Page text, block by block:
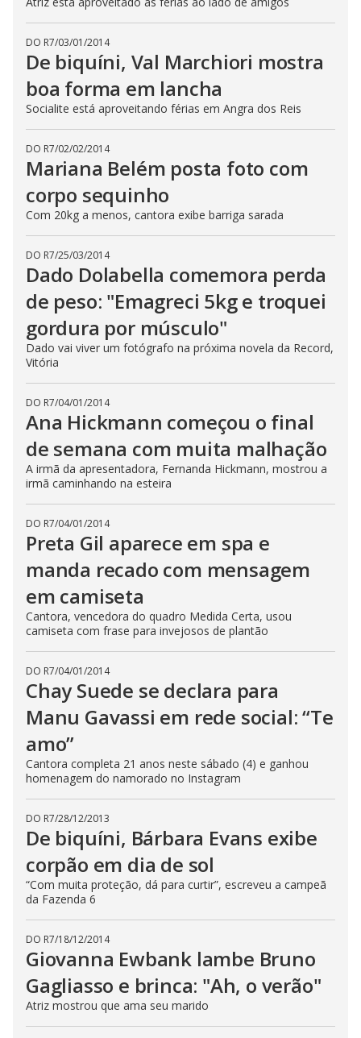
DO R7/03/01/2014
De biquíni, Val Marchiori mostra
boa forma em lancha
Socialite está aproveitando férias em Angra dos Reis
DO R7/02/02/2014
Mariana Belém posta foto com
corpo sequinho
Com 20kg a menos, cantora exibe barriga sarada
DO R7/25/03/2014
Dado Dolabella comemora perda
de peso: "Emagreci 5kg e troquei
gordura por músculo"
Dado vai viver um fotógrafo na próxima novela da Record,
Vitória
DO R7/04/01/2014
Ana Hickmann começou o final
de semana com muita malhação
A irmã da apresentadora, Fernanda Hickmann, mostrou a
irmã caminhando na esteira
DO R7/04/01/2014
Preta Gil aparece em spa e
manda recado com mensagem
em camiseta
Cantora, vencedora do quadro Medida Certa, usou
camiseta com frase para invejosos de plantão
DO R7/04/01/2014
Chay Suede se declara para
Manu Gavassi em rede social: “Te
amo”
Cantora completa 21 anos neste sábado (4) e ganhou
homenagem do namorado no Instagram
DO R7/28/12/2013
De biquíni, Bárbara Evans exibe
corpão em dia de sol
“Com muita proteção, dá para curtir”, escreveu a campeã
da Fazenda 6
DO R7/18/12/2014
Giovanna Ewbank lambe Bruno
Gagliasso e brinca: "Ah, o verão"
Atriz mostrou que ama seu marido